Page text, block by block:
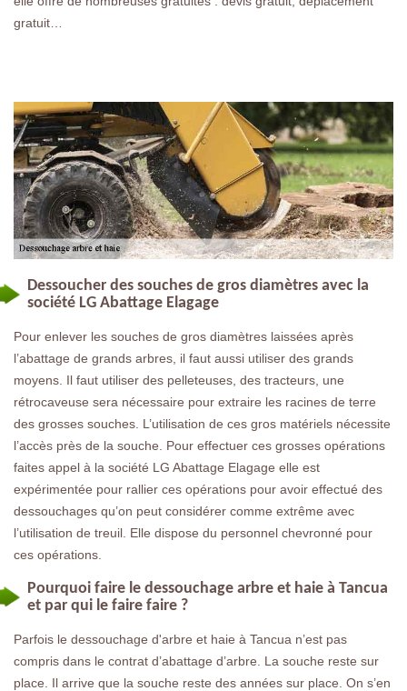
gratuit…
Dessoucher des souches de gros diamètres avec la
société LG Abattage Elagage
Pour enlever les souches de gros diamètres laissées après
l’abattage de grands arbres, il faut aussi utiliser des grands
moyens. Il faut utiliser des pelleteuses, des tracteurs, une
rétrocaveuse sera nécessaire pour extraire les racines de terre
des grosses souches. L’utilisation de ces gros matériels nécessite
l’accès près de la souche. Pour effectuer ces grosses opérations
faites appel à la société LG Abattage Elagage elle est
expérimentée pour rallier ces opérations pour avoir effectué des
dessouchages qu’on peut considérer comme extrême avec
l’utilisation de treuil. Elle dispose du personnel chevronné pour
ces opérations.
Pourquoi faire le dessouchage arbre et haie à Tancua
et par qui le faire faire ?
Parfois le dessouchage d'arbre et haie à Tancua n’est pas
compris dans le contrat d’abattage d’arbre. La souche reste sur
place. Il arrive que la souche reste des années sur place. On s’en